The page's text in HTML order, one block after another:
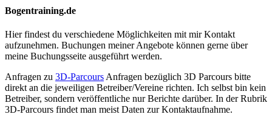
Bogentraining.de
Hier findest du verschiedene Möglichkeiten mit mir Kontakt
aufzunehmen. Buchungen meiner Angebote können gerne über
meine Buchungsseite ausgeführt werden.
Anfragen zu 3D-Parcours Anfragen bezüglich 3D Parcours bitte
direkt an die jeweiligen Betreiber/Vereine richten. Ich selbst bin kein
Betreiber, sondern veröffentliche nur Berichte darüber. In der Rubrik
3D-Parcours findet man meist Daten zur Kontaktaufnahme.